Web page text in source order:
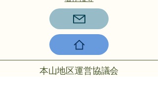
本山地区運営協議会